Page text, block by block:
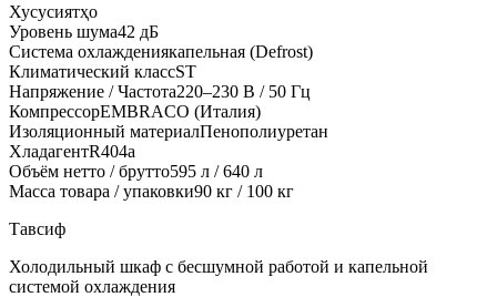
Хусусиятҳо
Уровень шума42 дБ
Система охлаждениякапельная (Defrost)
Климатический классSТ
Напряжение / Частота220–230 В / 50 Гц
КомпрессорEMBRACO (Италия)
Изоляционный материалПенополиуретан
ХладагентR404a
Объём нетто / брутто595 л / 640 л
Масса товара / упаковки90 кг / 100 кг
Тавсиф
Холодильный шкаф с бесшумной работой и капельной
системой охлаждения